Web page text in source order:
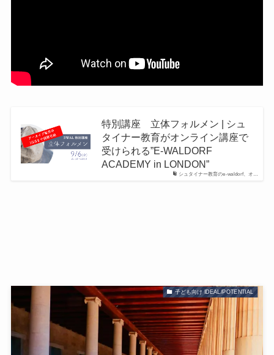
シュタイナー教育のe-waldorf、オ…
特別講座 立体フォルメン | シュ
タイナー教育がオンライン講座で
受けられる”E-WALDORF
ACADEMY in LONDON”
子ども向け IDEAL/POTENTIAL